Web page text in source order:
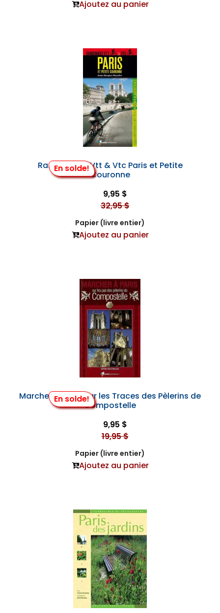
Ajoutez au panier
En solde!
Randonnées Vtt & Vtc Paris et Petite
Couronne
9,95 $
32,95 $
Papier (livre entier)
Ajoutez au panier
En solde!
Marcher à Paris, sur les Traces des Pèlerins de
Compostelle
9,95 $
19,95 $
Papier (livre entier)
Ajoutez au panier